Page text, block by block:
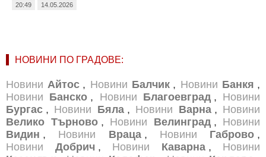
20:49 14.05.2026
НОВИНИ ПО ГРАДОВЕ:
Новини Айтос , Новини Балчик , Новини Банкя ,
Новини Банско , Новини Благоевград , Новини
Бургас , Новини Бяла , Новини Варна , Новини
Велико Търново , Новини Велинград , Новини
Видин , Новини Враца , Новини Габрово ,
Новини
Добрич , Новини Каварна , Новини